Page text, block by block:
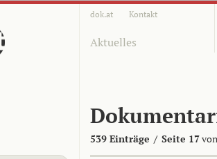
dok.at Kontakt
Aktuelles
539 Einträge / Seite 17